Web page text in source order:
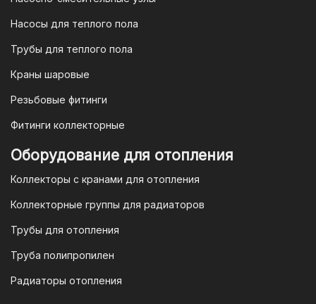
юридических лиц
Для наших корпоративных клиентов
мы предлагаем безналичную оплату по
выставим вам счет, который можно
оплатить в течение 3 рабочих дней.
организаций и ИП необходимо
связаться с оптовым отделом
электронную почту
opt@mail.ru
Насосы для теплого пола
Трубы для теплого пола
Краны шаровые
Резьбовые фитинги
Фитинги коллекторные
Оборудование для отопления
Коллекторы с кранами для отопления
Коллекторные группы для радиаторов
Трубы для отопления
Труба полипропилен
Радиаторы отопления